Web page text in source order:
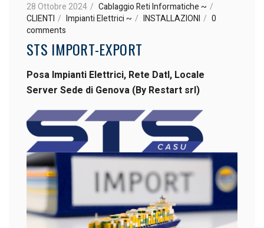
28 Ottobre 2024
Cablaggio Reti Informatiche ~
CLIENTI
Impianti Elettrici ~ INSTALLAZIONI
0
comments
STS IMPORT-EXPORT
Posa Impianti Elettrici, Rete DatI, Locale
Server Sede di Genova (By Restart srl)